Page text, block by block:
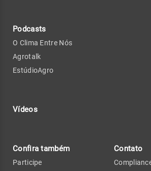
Podcasts
O Clima Entre Nós
Agrotalk
EstúdioAgro
Vídeos
Confira também
Participe
Contato